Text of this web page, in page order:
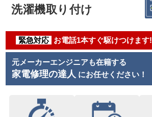
洗濯機取り付け
緊急対応 お電話1本すぐ駆けつけます!
元メーカーエンジニアも在籍する
家電修理の達人 にお任せください！